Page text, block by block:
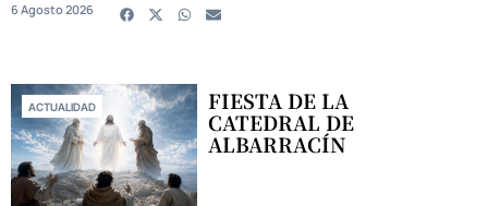
6 Agosto 2026
ACTUALIDAD FIESTA DE LA
CATEDRAL DE
ALBARRACÍN